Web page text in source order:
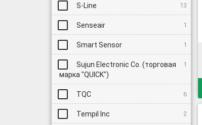
13
S-Line
1
Senseair
1
Smart Sensor
1
Sujun Electronic Co. (торговая
марка "QUICK")
6
TQC
2
Tempil Inc